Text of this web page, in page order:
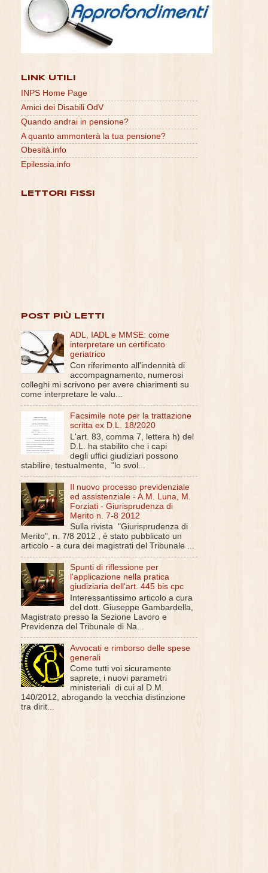
LINK UTILI
INPS Home Page
Amici dei Disabili OdV
Quando andrai in pensione?
A quanto ammonterà la tua pensione?
Obesità.info
Epilessia.info
LETTORI FISSI
POST PIÙ LETTI
ADL, IADL e MMSE: come
interpretare un certificato
geriatrico
Con riferimento all'indennità di
accompagnamento, numerosi
colleghi mi scrivono per avere chiarimenti su
come interpretare le valu...
Facsimile note per la trattazione
scritta ex D.L. 18/2020
L'art. 83, comma 7, lettera h) del
D.L. ha stabilito che i capi
degli uffici giudiziari possono
stabilire, testualmente, "lo svol...
Il nuovo processo previdenziale
ed assistenziale - A.M. Luna, M.
Forziati - Giurisprudenza di
Merito n. 7-8 2012
Sulla rivista "Giurisprudenza di
Merito", n. 7/8 2012 , è stato pubblicato un
articolo - a cura dei magistrati del Tribunale ...
Spunti di riflessione per
l'applicazione nella pratica
giudiziaria dell'art. 445 bis cpc
Interessantissimo articolo a cura
del dott. Giuseppe Gambardella,
Magistrato presso la Sezione Lavoro e
Previdenza del Tribunale di Na...
Avvocati e rimborso delle spese
generali
Come tutti voi sicuramente
saprete, i nuovi parametri
ministeriali di cui al D.M.
140/2012, abrogando la vecchia distinzione
tra dirit...